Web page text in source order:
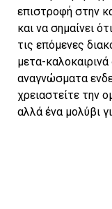
επιστροφή στην
και να σημαίνει
τις επόμενες
μετα-
αναγνώσματα
χρειαστείτε την
αλλά ένα μολύβι